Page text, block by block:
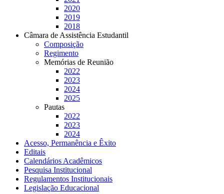
2020
2019
2018
Câmara de Assistência Estudantil
Composição
Regimento
Memórias de Reunião
2022
2023
2024
2025
Pautas
2022
2023
2024
Acesso, Permanência e Êxito
Editais
Calendários Acadêmicos
Pesquisa Institucional
Regulamentos Institucionais
Legislação Educacional